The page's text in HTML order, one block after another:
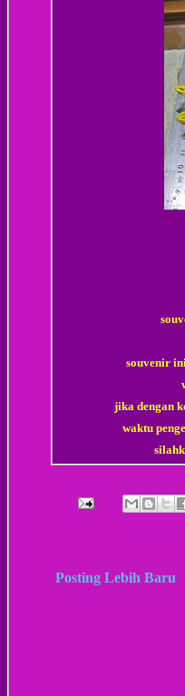
souvenir
jika dengan
waktu
Posting Lebih Baru